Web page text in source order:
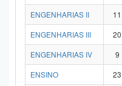
ENGENHARIAS II
11
ENGENHARIAS III
20
ENGENHARIAS IV
9
ENSINO
23